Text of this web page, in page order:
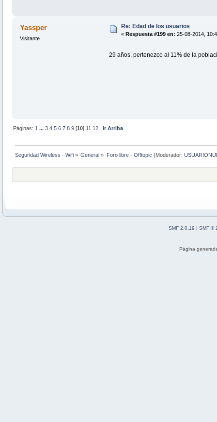
Yassper
Visitante
Re: Edad de los usuarios
« Respuesta #199 en: 25-08-2014,
29 años, pertenezco al 11% de la
Páginas: 1 ...3 4 5 6 7 8 9 [10] 11 12 Ir Arriba
Seguridad Wireless - Wifi » General » Foro libre - Offtopic (Moderador:
SMF 2.0.19 | SMF ©
Página